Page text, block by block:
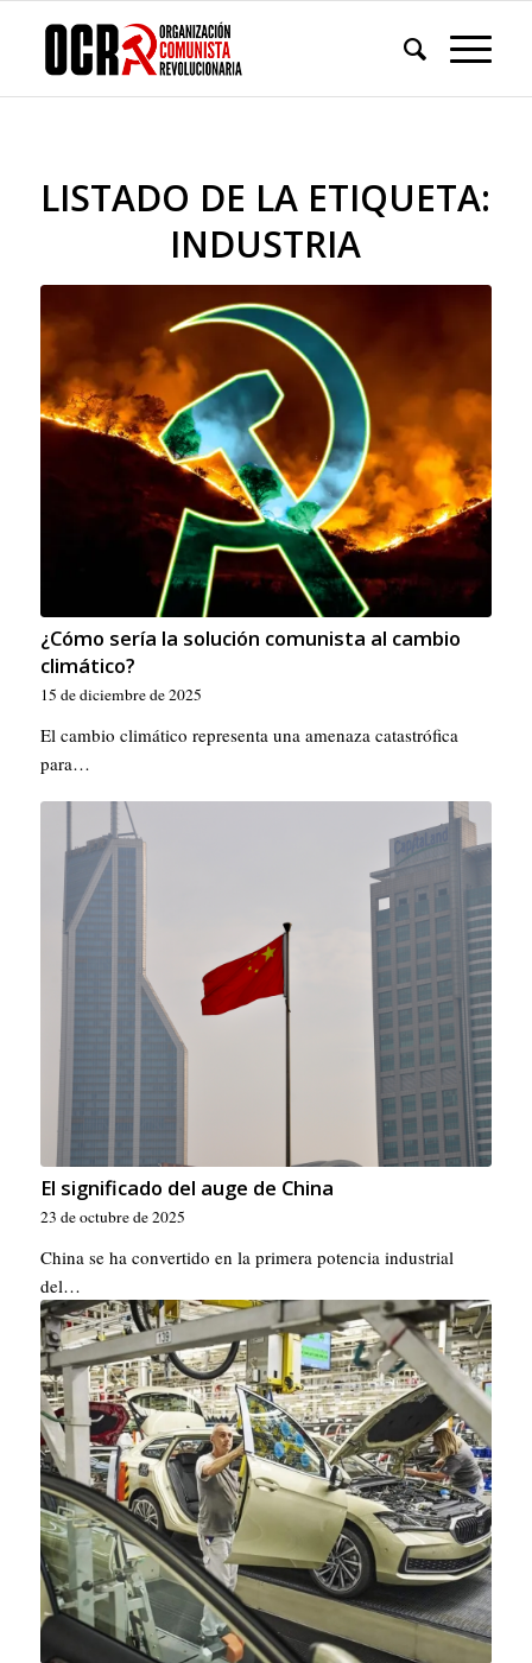
LISTADO DE LA ETIQUETA:
INDUSTRIA
¿Cómo sería la solución comunista al cambio
climático?
15 de diciembre de 2025
El cambio climático representa una amenaza catastrófica
para…
El significado del auge de China
23 de octubre de 2025
China se ha convertido en la primera potencia industrial
del…